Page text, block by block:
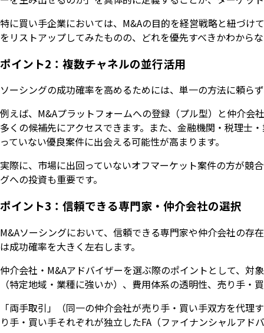
特に買い手企業においては、M&Aの目的を経営戦略と紐づけ
をリストアップしてみたものの、どれを優先すべきかわから
ポイント2：複数チャネルの並行活用
ソーシングの成功確率を高めるためには、単一の方法に頼ら
例えば、M&Aプラットフォームへの登録（プル型）と仲介
多くの候補先にアクセスできます。また、金融機関・税理士
っていない優良案件に出会える可能性が高まります。
実際に、市場に出回っていないオフマーケット案件の方が競
グへの投資も重要です。
ポイント3：信頼できる専門家・仲介会社の選択
M&Aソーシングにおいて、信頼できる専門家や仲介会社の存
は成功確率を大きく左右します。
仲介会社・M&Aアドバイザーを選ぶ際のポイントとして、
（特定地域・業種に強いか）、費用体系の透明性、売り手
「両手取引」（同一の仲介会社が売り手・買い手双方を代
り手・買い手それぞれが独立したFA（ファイナンシャルアド